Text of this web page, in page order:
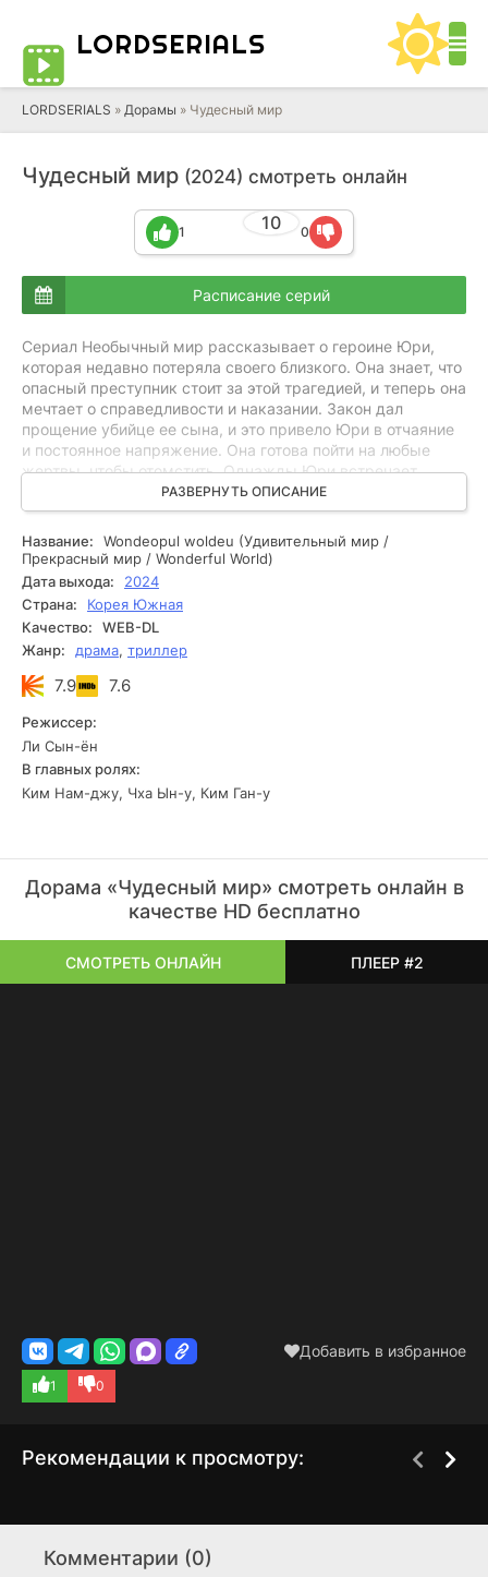
LORDSERIALS
LORDSERIALS » Дорамы » Чудесный мир
Чудесный мир (2024) смотреть онлайн
10
1 0
Расписание серий
Сериал Необычный мир рассказывает о героине Юри,
которая недавно потеряла своего близкого. Она знает, что
опасный преступник стоит за этой трагедией, и теперь она
мечтает о справедливости и наказании. Закон дал
прощение убийце ее сына, и это привело Юри в отчаяние
и постоянное напряжение. Она готова пойти на любые
жертвы, чтобы отомстить. Однажды Юри встречает
молодого медика, которому около двадцати лет. Он
решает рискнуть всем, чтобы защитить Юри, даже свою
собственную жизнь. В итоге оба героя отправляются в
самое опасное и невероятное приключение своей жизни.
Они осознают, что ставки в этой жестокой игре очень
высоки, и последствия могут быть ужасными и
непредсказуемыми. Нам предстоит пройти весь этот путь
вместе с ними и открыть для себя совершенно новый
облик личной борьбы.
РАЗВЕРНУТЬ ОПИСАНИЕ
Название:
Wondeopul woldeu (Удивительный мир /
Прекрасный мир / Wonderful World)
Дата выхода:
2024
Страна:
Корея Южная
Качество:
WEB-DL
Жанр:
драма, триллер
7.9 7.6
Режиссер:
Ли Сын-ён
В главных ролях:
Ким Нам-джу, Чха Ын-у, Ким Ган-у
Дорама «Чудесный мир» смотреть онлайн в
качестве HD бесплатно
СМОТРЕТЬ ОНЛАЙН ПЛЕЕР #2
Добавить в избранное
1 0
Рекомендации к просмотру:
7.7 8.1
Комментарии (0)